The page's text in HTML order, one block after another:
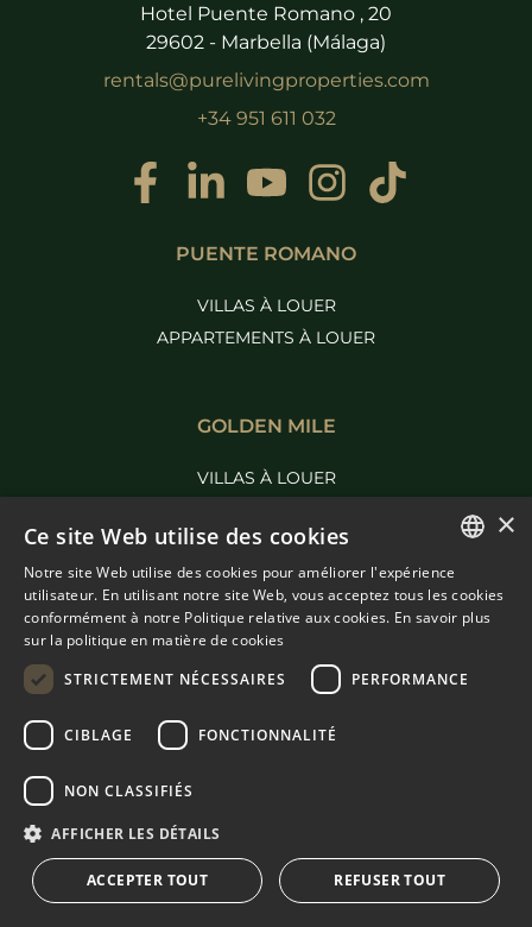
Hotel Puente Romano , 20
29602 - Marbella (Málaga)
rentals@purelivingproperties.com
+34 951 611 032
PUENTE ROMANO
VILLAS À LOUER
APPARTEMENTS À LOUER
GOLDEN MILE
VILLAS À LOUER
NUEVA ANDALUCÍA
VILLAS À LOUER
APPARTEMENTS À LOUER
À VENDRE À BENAHAVIS
À VENDRE À MARBELLA
ENGLISH
SPANISH
×
Ce site Web utilise des cookies
Notre site Web utilise des cookies pour améliorer l'expérience
utilisateur. En utilisant notre site Web, vous acceptez tous les cookies
conformément à notre Politique relative aux cookies. En savoir plus
sur la politique en matière de cookies
STRICTEMENT NÉCESSAIRES
PERFORMANCE
CIBLAGE FONCTIONNALITÉ
NON CLASSIFIÉS
AFFICHER LES DÉTAILS
ACCEPTER TOUT REFUSER TOUT